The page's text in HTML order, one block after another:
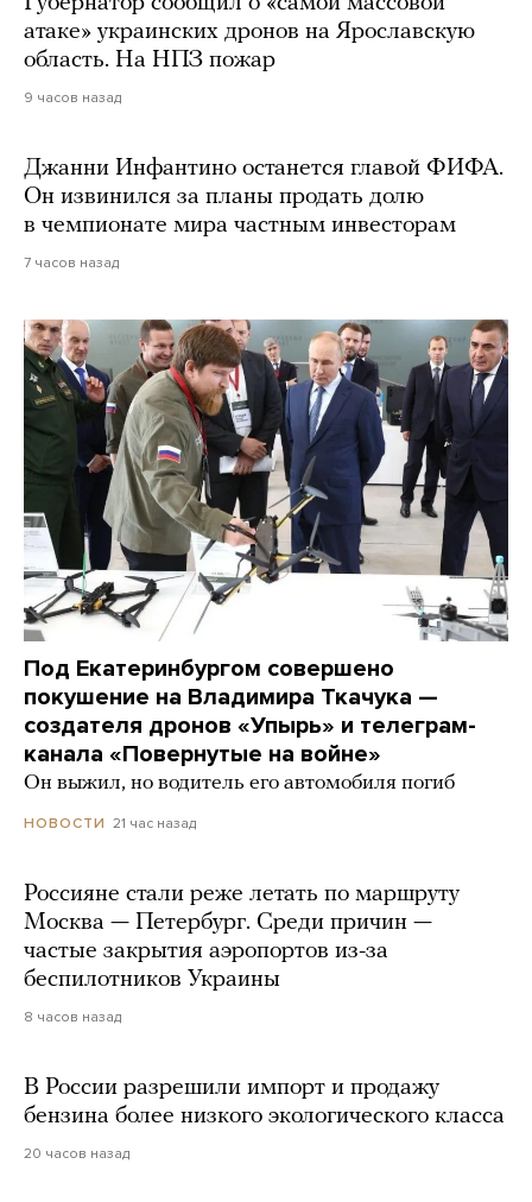
атаке» украинских дронов на Ярославскую
область. На НПЗ пожар
9 часов назад
Джанни Инфантино останется главой ФИФА.
Он извинился за планы продать долю
в чемпионате мира частным инвесторам
7 часов назад
Под Екатеринбургом совершено
покушение на Владимира Ткачука —
создателя дронов «Упырь» и телеграм-
канала «Повернутые на войне»
Он выжил, но водитель его автомобиля погиб
НОВОСТИ 21 час назад
Россияне стали реже летать по маршруту
Москва — Петербург. Среди причин —
частые закрытия аэропортов из-за
беспилотников Украины
8 часов назад
В России разрешили импорт и продажу
бензина более низкого экологического класса
20 часов назад